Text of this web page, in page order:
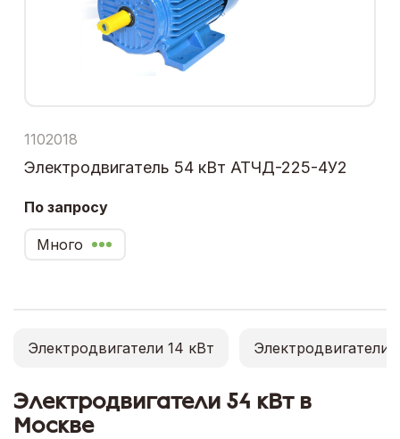
1102018
Электродвигатель 54 кВт АТЧД-225-4У2
По запросу
Много
Электродвигатели 14 кВт Электродвигатели
Электродвигатели 54 кВт в
Москве